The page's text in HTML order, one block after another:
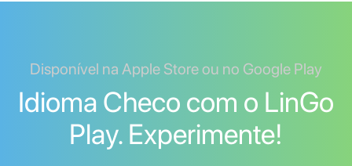
Disponível na Apple Store ou no Google Play
Idioma Checo com o LinGo
Play. Experimente!